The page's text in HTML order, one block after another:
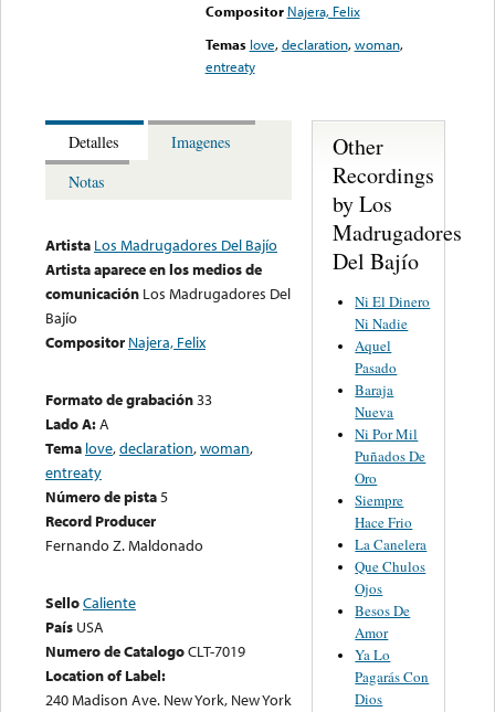
Compositor Najera, Felix
Temas love,declaration,woman,
entreaty
Detalles
Imagenes
Notas
Artista Los Madrugadores Del Bajío
Artista aparece en los medios de
comunicación Los Madrugadores Del
Bajío
Compositor Najera, Felix
Formato de grabación33
Lado A:A
Tema love,declaration,woman,
entreaty
Número de pista5
Record Producer
Fernando Z. Maldonado
SelloCaliente
País USA
Numero de CatalogoCLT-7019
Location of Label:
240 Madison Ave. New York, New York
Other
Recordings
by Los
Madrugadores
Del Bajío
Ni El Dinero
Ni Nadie
Aquel
Pasado
Baraja
Nueva
Ni Por Mil
Puñados De
Oro
Siempre
Hace Frio
La Canelera
Que Chulos
Ojos
Besos De
Amor
Ya Lo
Pagarás Con
Dios